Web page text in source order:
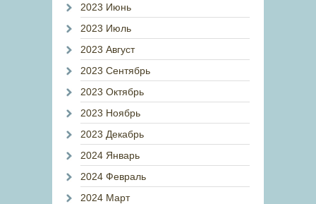
2023 Июнь
2023 Июль
2023 Август
2023 Сентябрь
2023 Октябрь
2023 Ноябрь
2023 Декабрь
2024 Январь
2024 Февраль
2024 Март